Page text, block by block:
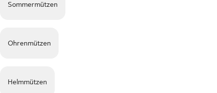
Sommermützen
Ohrenmützen
Helmmützen